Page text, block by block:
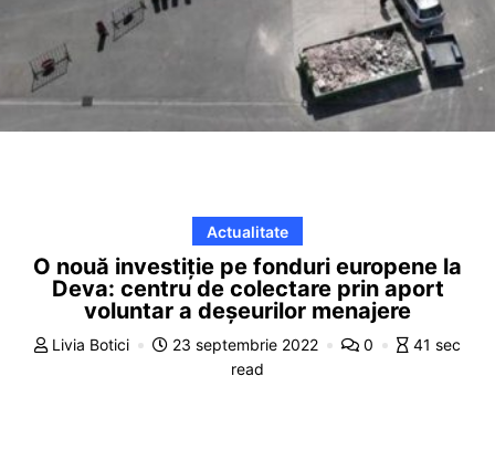
Actualitate
O nouă investiție pe fonduri europene la
Deva: centru de colectare prin aport
voluntar a deșeurilor menajere
Livia Botici 23 septembrie 2022 0
41 sec
read